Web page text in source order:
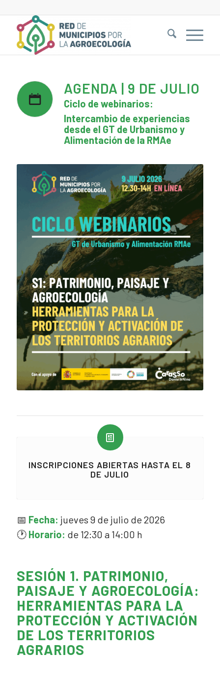
AGENDA | 9 DE JULIO
Ciclo de webinarios:
Intercambio de experiencias
desde el GT de Urbanismo y
Alimentación de la RMAe
INSCRIPCIONES ABIERTAS HASTA EL 8
DE JULIO
📅 Fecha: jueves 9 de julio de 2026
🕐 Horario: de 12:30 a 14:00 h
SESIÓN 1. PATRIMONIO,
PAISAJE Y AGROECOLOGÍA:
HERRAMIENTAS PARA LA
PROTECCIÓN Y ACTIVACIÓN
DE LOS TERRITORIOS
AGRARIOS